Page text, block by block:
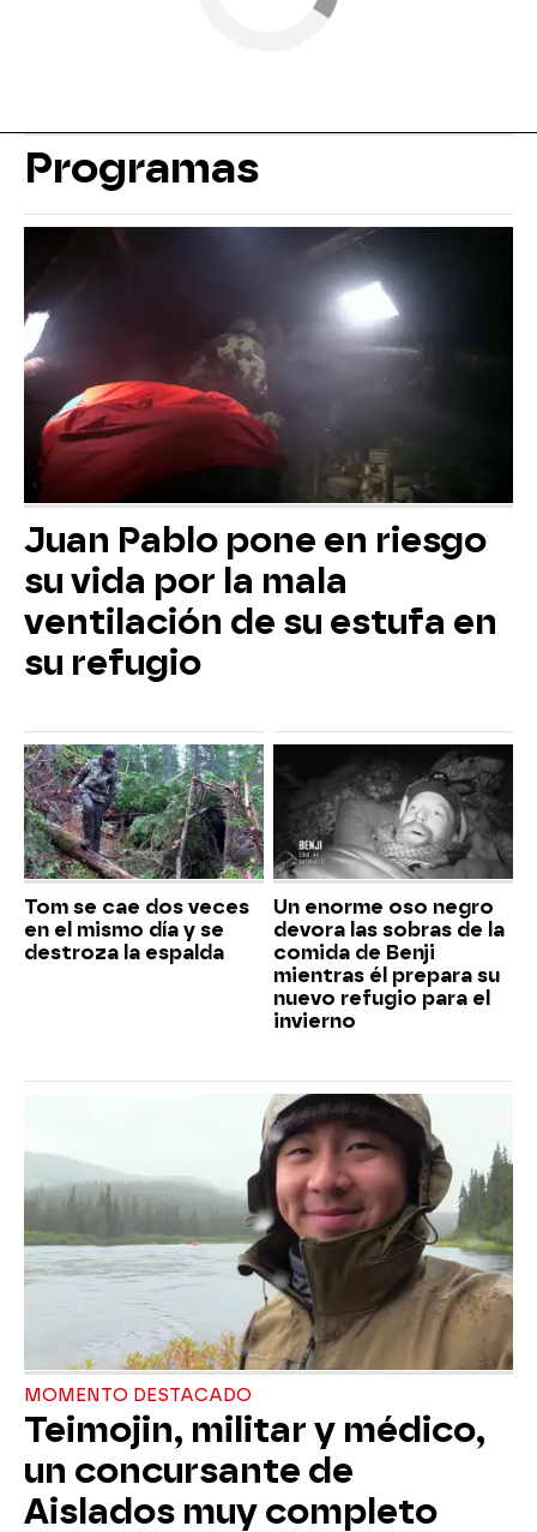
Programas
Juan Pablo pone en riesgo
su vida por la mala
ventilación de su estufa en
su refugio
Tom se cae dos veces
en el mismo día y se
destroza la espalda
Un enorme oso negro
devora las sobras de la
comida de Benji
mientras él prepara su
nuevo refugio para el
invierno
MOMENTO DESTACADO
Teimojin, militar y médico,
un concursante de
Aislados muy completo